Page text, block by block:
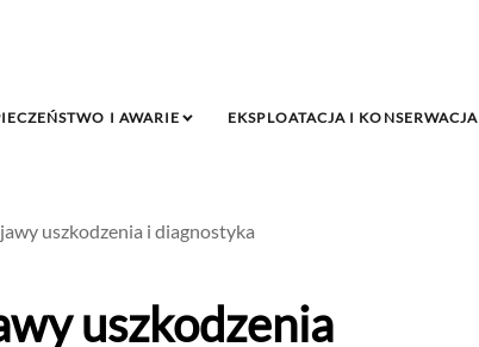
I AWARIE EKSPLOATACJA I KONSERWACJA
uszkodzenia i diagnostyka
uszkodzenia